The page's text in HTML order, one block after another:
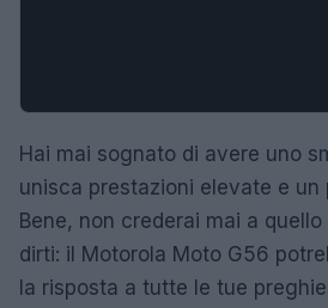
Hai mai sognato di avere uno
unisca prestazioni elevate e un
Bene, non crederai mai a
dirti: il Motorola Moto G56
la risposta a tutte le tue